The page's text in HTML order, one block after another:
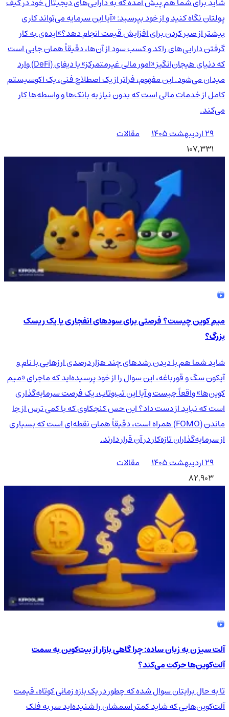
پولتان نگاه کنید و از خود بپرسید: «آیا این سرمایه می‌تواند کاری
بیشتر از صبر کردن برای افزایش قیمت انجام دهد؟»ایده‌ی به کار
گرفتن دارایی‌های راکد و کسب سود از آن‌ها، دقیقاً همان جایی است
که دنیای هیجان‌انگیز «امور مالی غیرمتمرکز» یا دیفای (DeFi) وارد
میدان می‌شود. این مفهوم، فراتر از یک اصطلاح فنی، یک اکوسیستم
کامل از خدمات مالی است که بدون نیاز به بانک‌ها و واسطه‌ها کار
می‌کند.
۲۹ اردیبهشت ۱۴۰۵
مقالات
107,331
میم کوین چیست؟ فرصتی برای سودهای انفجاری یا یک ریسک
بزرگ؟
شاید شما هم با دیدن رشدهای چند هزار درصدی ارزهایی با نام و
آیکون سگ و قورباغه، این سوال را از خود پرسیده‌اید که ماجرای «میم
کوین‌ها» واقعاً چیست و آیا این تب‌وتاب، یک فرصت سرمایه‌گذاری
است که نباید از دست داد؟ این حس کنجکاوی که با کمی ترس از جا
ماندن (FOMO) همراه است، دقیقاً همان نقطه‌ای است که بسیاری
از سرمایه‌گذاران تازه‌کار در آن قرار دارند.
۲۹ اردیبهشت ۱۴۰۵
مقالات
82,903
آلت سیزن به زبان ساده: چرا گاهی بازار از بیت‌کوین به سمت
آلت‌کوین‌ها حرکت می‌کند؟
تا به حال برایتان سوال شده که چطور در یک بازه زمانی کوتاه، قیمت
آلت‌کوین‌هایی که شاید کمتر اسمشان را شنیده‌اید سر به فلک